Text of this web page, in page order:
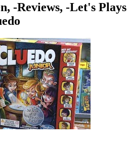
-Reviews, -Let's Plays